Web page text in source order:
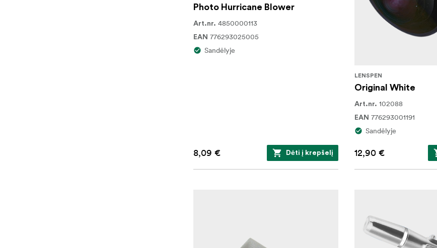
Photo Hurricane Blower
Art.nr. 4850000113
EAN 776293025005
Sandėlyje
8,09 € Dėti į krepšelį
LENSPEN
Original White
Art.nr. 102088
EAN 776293001191
Sandėlyje
12,90 €